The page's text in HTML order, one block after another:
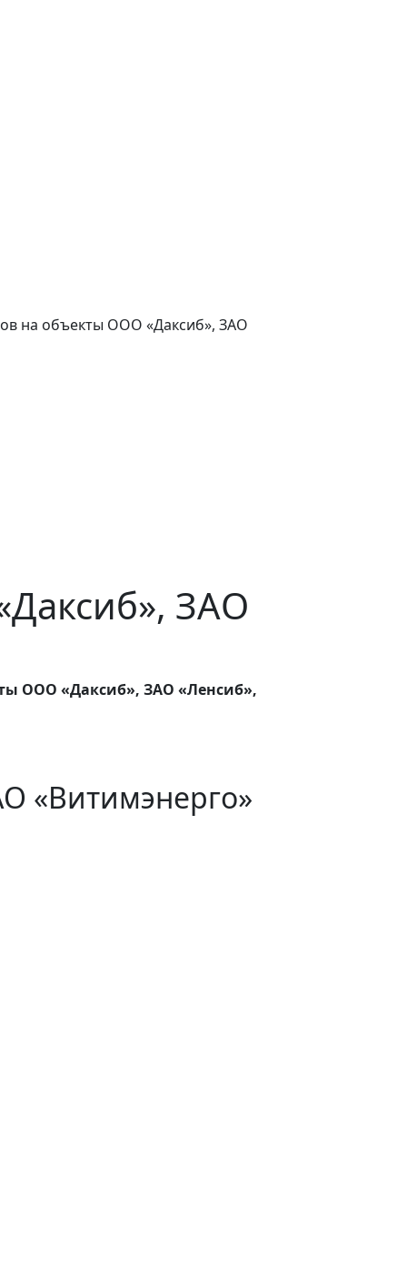
на объекты ООО «Даксиб», ЗАО
ЗАО
ООО «Даксиб», ЗАО «Ленсиб»,
«Витимэнерго»